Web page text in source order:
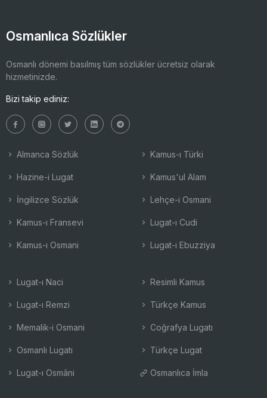
Osmanlıca Sözlükler
Osmanlı dönemi basılmış tüm sözlükler ücretsiz olarak
hizmetinizde.
Bizi takip ediniz:
Almanca Sözlük
Hazine-i Lugat
İngilizce Sözlük
Kamus-ı Fransevi
Kamus-ı Osmani
Kamus-ı Türki
Kamus'ul Alam
Lehçe-i Osmani
Lugat-ı Cudi
Lugat-ı Ebuzziya
Lugat-ı Naci
Lugat-ı Remzi
Memalik-i Osmani
Osmanlı Lugatı
Lugat-ı Osmâni
Resimli Kamus
Türkçe Kamus
Coğrafya Lugatı
Türkçe Lugat
Osmanlıca İmla